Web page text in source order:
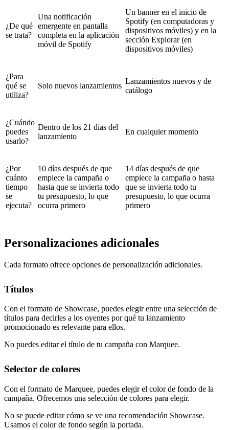
¿De qué
se trata?
Una notificación
emergente en pantalla
completa en la aplicación
móvil de Spotify
Un banner en el inicio de
Spotify (en computadoras y
dispositivos móviles) y en la
sección Explorar (en
dispositivos móviles)
¿Para
qué se
utiliza?
Solo nuevos lanzamientos
Lanzamientos nuevos y de
catálogo
¿Cuándo
puedes
usarlo?
Dentro de los 21 días del
lanzamiento
En cualquier momento
¿Por
cuánto
tiempo
se
ejecuta?
10 días después de que
empiece la campaña o
hasta que se invierta todo
tu presupuesto, lo que
ocurra primero
14 días después de que
empiece la campaña o hasta
que se invierta todo tu
presupuesto, lo que ocurra
primero
Personalizaciones adicionales
Cada formato ofrece opciones de personalización adicionales.
Títulos
Con el formato de Showcase, puedes elegir entre una selección de
títulos para decirles a los oyentes por qué tu lanzamiento
promocionado es relevante para ellos.
No puedes editar el título de tu campaña con Marquee.
Selector de colores
Con el formato de Marquee, puedes elegir el color de fondo de la
campaña. Ofrecemos una selección de colores para elegir.
No se puede editar cómo se ve una recomendación Showcase.
Usamos el color de fondo según la portada.